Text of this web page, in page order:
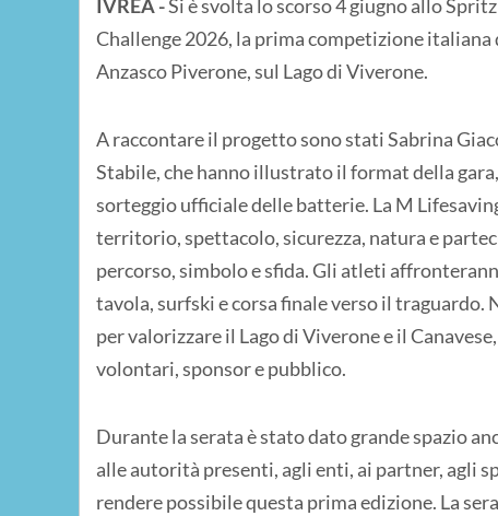
IVREA -Si è svolta lo scorso 4 giugno allo
Challenge 2026, la prima competizione
Anzasco Piverone, sul Lago di Viverone.
A raccontare il progetto sono stati Sabrina
Stabile, che hanno illustrato il format della
sorteggio ufficiale delle batterie. La M
territorio, spettacolo, sicurezza, natura e
percorso, simbolo e sfida. Gli atleti
tavola, surfski e corsa finale verso il traguardo.
per valorizzare il Lago di Viverone e il
volontari, sponsor e pubblico.
Durante la serata è stato dato grande spazio
alle autorità presenti, agli enti, ai partner, agli
rendere possibile questa prima edizione. La